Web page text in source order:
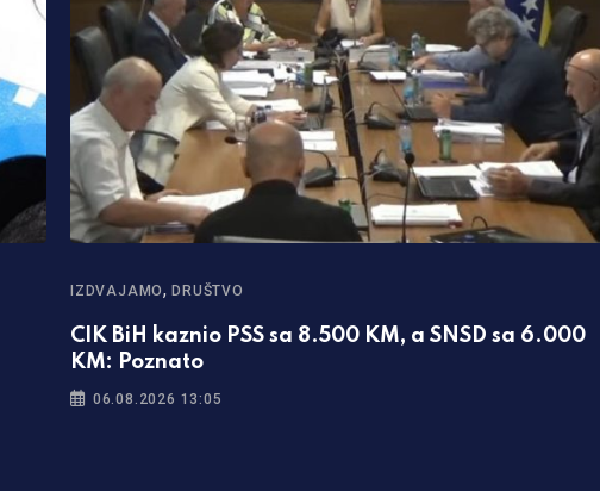
IZDVAJAMO,DRUŠTVO
CIK BiH kaznio PSS sa 8.500 KM, a SNSD sa 6.000
KM: Poznato
06.08.2026 13:05